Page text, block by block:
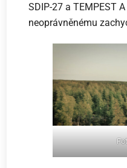
SDIP-27 a TEMPEST
neoprávněnému